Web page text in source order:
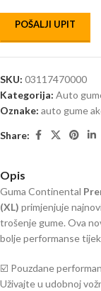
POŠALJI UPIT
SKU: 03117470000
Kategorija: Auto
Oznake: auto gume
Share:
Opis
Guma Continental
(XL) primjenjuje
trošenje gume. Ova
bolje performanse
☑️ Pouzdane
Uživajte u udobnoj